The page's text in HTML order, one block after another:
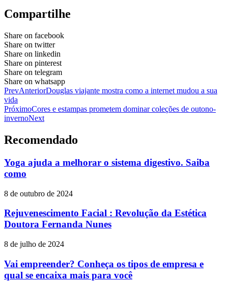
Compartilhe
Share on facebook
Share on twitter
Share on linkedin
Share on pinterest
Share on telegram
Share on whatsapp
PrevAnteriorDouglas viajante mostra como a internet mudou a sua
vida
PróximoCores e estampas prometem dominar coleções de outono-
invernoNext
Recomendado
Yoga ajuda a melhorar o sistema digestivo. Saiba
como
8 de outubro de 2024
Rejuvenescimento Facial : Revolução da Estética
Doutora Fernanda Nunes
8 de julho de 2024
Vai empreender? Conheça os tipos de empresa e
qual se encaixa mais para você